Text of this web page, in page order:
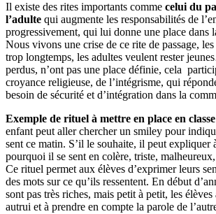
Il existe des rites importants comme celui du
l’adulte qui augmente les responsabilités de
progressivement, qui lui donne une place dans
Nous vivons une crise de ce rite de passage,
trop longtemps, les adultes veulent rester
perdus, n’ont pas une place définie, cela
croyance religieuse, de l’intégrisme, qui
besoin de sécurité et d’intégration dans la
Exemple de rituel à mettre en place en
enfant peut aller chercher un smiley pour
sent ce matin. S’il le souhaite, il peut expliquer
pourquoi il se sent en colère, triste,
Ce rituel permet aux élèves d’exprimer leurs
des mots sur ce qu’ils ressentent. En début
sont pas très riches, mais petit à petit, les
autrui et à prendre en compte la parole de